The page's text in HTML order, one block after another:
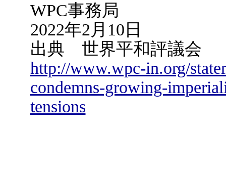
WPC事務局
2022年2月10日
出典 世界平和評議会
http://www.wpc-in.org/
condemns-growing-
tensions